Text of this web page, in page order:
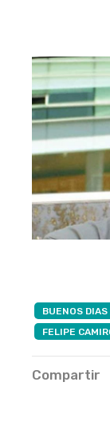
BUENOS
FELIPE
Compartir